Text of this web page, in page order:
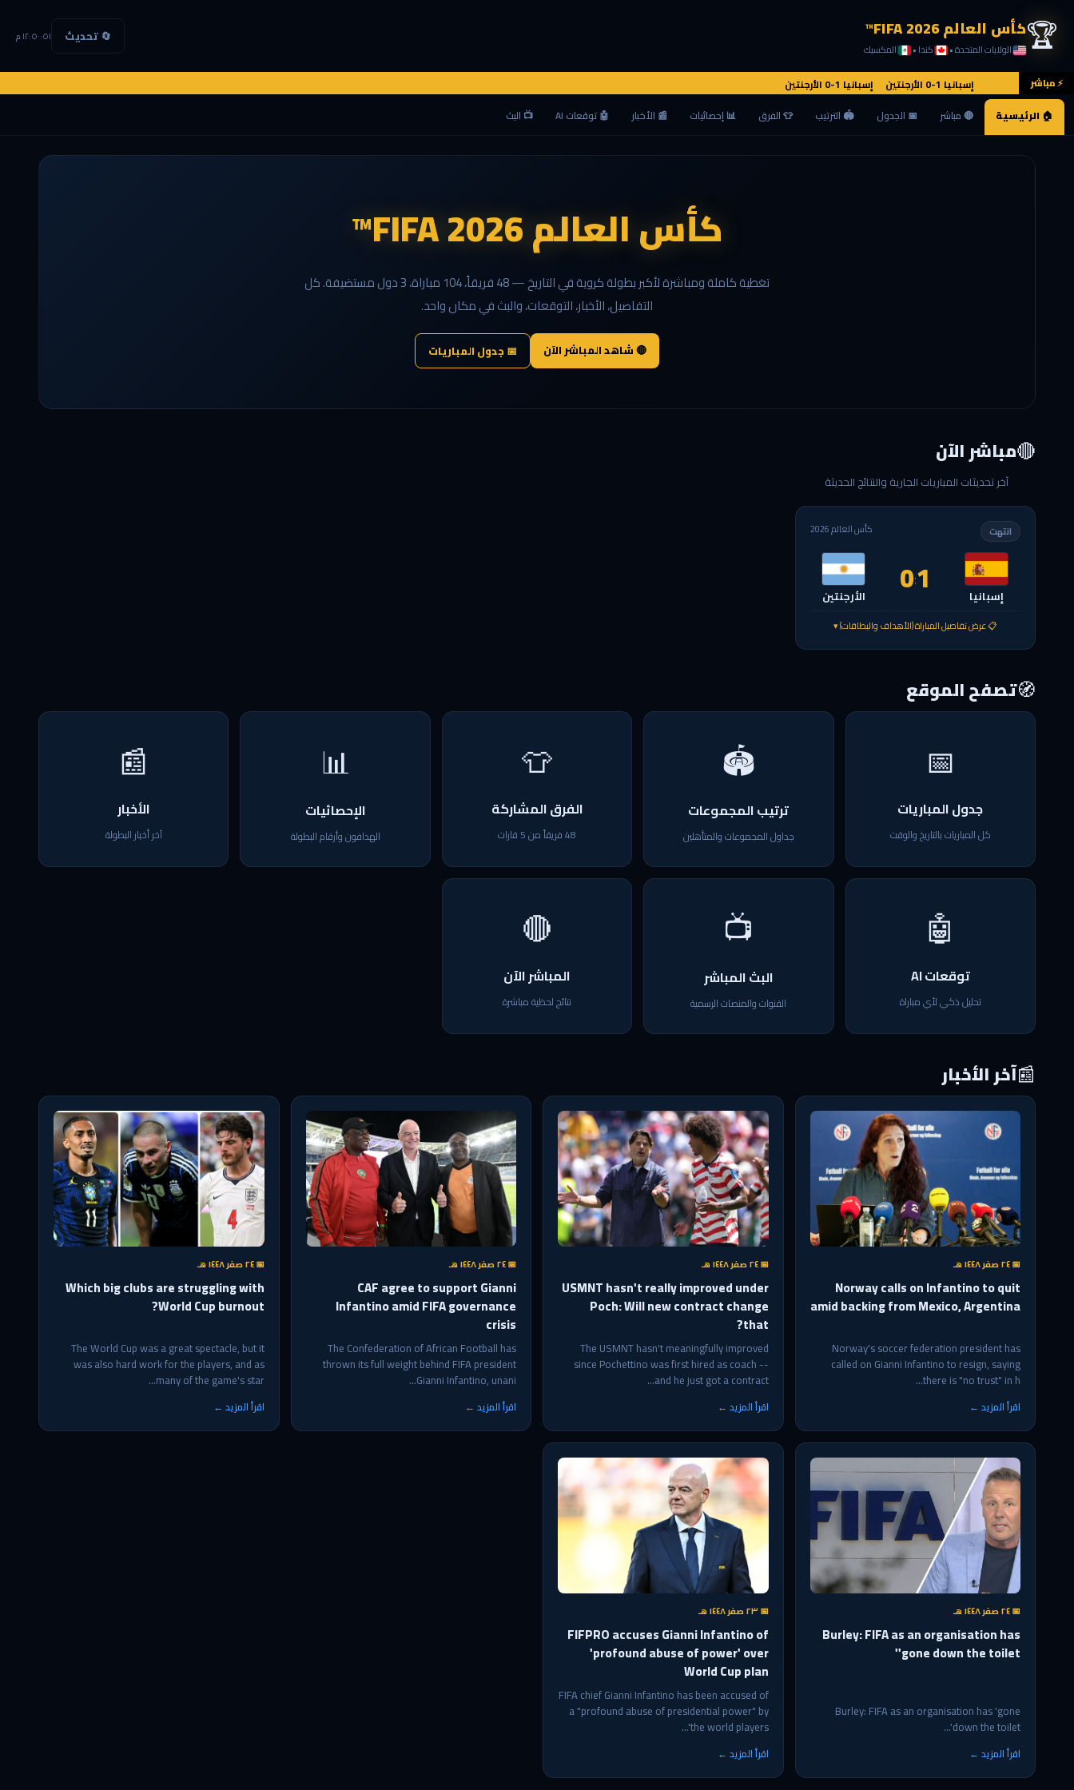
🏆كأس العالم FIFA 2026™
الولايات المتحدة • كندا • المكسيك
🔄 تحديث ١٢:٥٠:٥١ م
⚡ مباشر
إسبانيا 1-0 الأرجنتين إسبانيا 1-0 الأرجنتين
🏠 الرئيسية
🔴 مباشر 📅 الجدول 🏟 الترتيب 👕 الفرق 📊 إحصائيات 📰 الأخبار 🤖 توقعات AI 📺 البث
كأس العالم FIFA 2026™
تغطية كاملة ومباشرة لأكبر بطولة كروية في التاريخ — 48 فريقاً، 104 مباراة، 3 دول مستضيفة. كل
التفاصيل، الأخبار، التوقعات، والبث في مكان واحد.
🔴 شاهد المباشر الآن 📅 جدول المباريات
🔴مباشر الآن
آخر تحديثات المباريات الجارية والنتائج الحديثة
انتهت كأس العالم 2026
إسبانيا 1
:
0 الأرجنتين
📋 عرض تفاصيل المباراة (الأهداف والبطاقات) ▾
🧭تصفح الموقع
📅
جدول المباريات
كل المباريات بالتاريخ والوقت
🏟
ترتيب المجموعات
جداول المجموعات والمتأهلين
👕
الفرق المشاركة
48 فريقاً من 5 قارات
📊
الإحصائيات
الهدافون وأرقام البطولة
📰
الأخبار
آخر أخبار البطولة
🤖
توقعات AI
تحليل ذكي لأي مباراة
📺
البث المباشر
القنوات والمنصات الرسمية
🔴
المباشر الآن
نتائج لحظية مباشرة
📰آخر الأخبار
📅 ٢٤ صفر ١٤٤٨ هـ
Norway calls on Infantino to quit
amid backing from Mexico, Argentina
Norway's soccer federation president has
called on Gianni Infantino to resign, saying
there is "no trust" in h...
اقرأ المزيد ←
📅 ٢٤ صفر ١٤٤٨ هـ
USMNT hasn't really improved under
Poch: Will new contract change
that?
The USMNT hasn't meaningfully improved
since Pochettino was first hired as coach --
and he just got a contract...
اقرأ المزيد ←
📅 ٢٤ صفر ١٤٤٨ هـ
CAF agree to support Gianni
Infantino amid FIFA governance
crisis
The Confederation of African Football has
thrown its full weight behind FIFA president
Gianni Infantino, unani...
اقرأ المزيد ←
📅 ٢٤ صفر ١٤٤٨ هـ
Which big clubs are struggling with
World Cup burnout?
The World Cup was a great spectacle, but it
was also hard work for the players, and as
many of the game's star...
اقرأ المزيد ←
📅 ٢٤ صفر ١٤٤٨ هـ
Burley: FIFA as an organisation has
'gone down the toilet'
Burley: FIFA as an organisation has 'gone
down the toilet'...
اقرأ المزيد ←
📅 ٢٣ صفر ١٤٤٨ هـ
FIFPRO accuses Gianni Infantino of
'profound abuse of power' over
World Cup plan
FIFA chief Gianni Infantino has been accused of
a "profound abuse of presidential power" by
the world players'...
اقرأ المزيد ←